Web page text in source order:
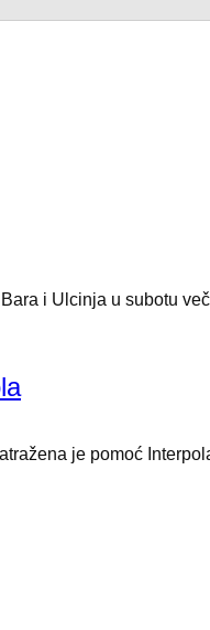
i Ulcinja u subotu
je pomoć